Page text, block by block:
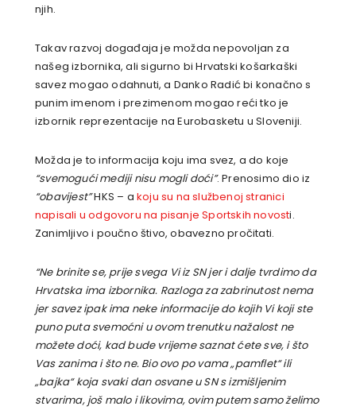
njih.
Takav razvoj događaja je možda nepovoljan za
našeg izbornika, ali sigurno bi Hrvatski košarkaški
savez mogao odahnuti, a Danko Radić bi konačno s
punim imenom i prezimenom mogao reći tko je
izbornik reprezentacije na Eurobasketu u Sloveniji.
Možda je to informacija koju ima svez, a do koje
“svemogući mediji nisu mogli doći”. Prenosimo dio iz
“obavijest”HKS – akoju su na službenoj stranici
napisali u odgovoru na pisanje Sportskih novosti.
Zanimljivo i poučno štivo, obavezno pročitati.
“Ne brinite se, prije svega Vi iz SN jer i dalje tvrdimo da
Hrvatska ima izbornika. Razloga za zabrinutost nema
jer savez ipak ima neke informacije do kojih Vi koji ste
puno puta svemoćni u ovom trenutku nažalost ne
možete doći, kad bude vrijeme saznat ćete sve, i što
Vas zanima i što ne. Bio ovo po vama „pamflet“ ili
„bajka“ koja svaki dan osvane u SN s izmišljenim
stvarima, još malo i likovima, ovim putem samo želimo